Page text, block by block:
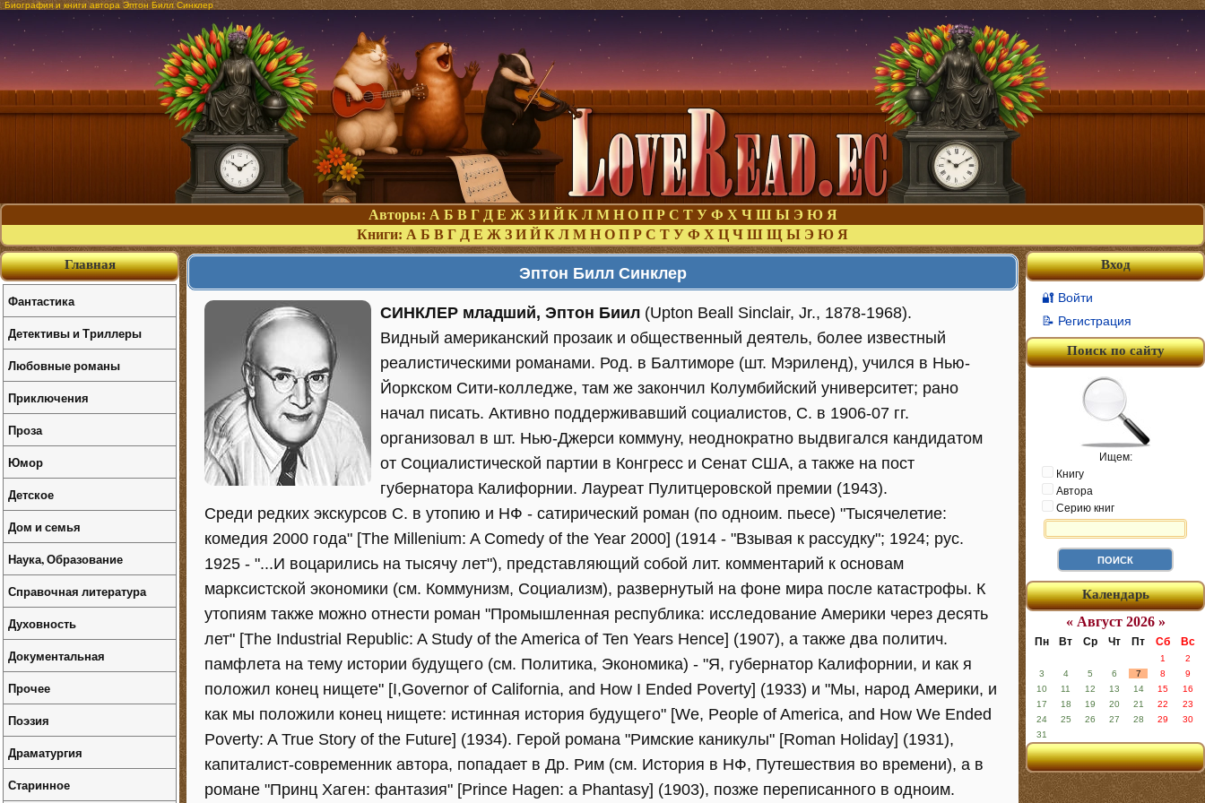
Биография и книги автора Эптон Билл Синклер
Авторы: А Б В Г Д Е Ж З И Й К Л М Н О П Р С Т У Ф Х Ч Ш Ы Э Ю Я
Книги: А Б В Г Д Е Ж З И Й К Л М Н О П Р С Т У Ф Х Ц Ч Ш Щ Ы Э Ю Я
Эптон Билл Синклер
СИНКЛЕР младший, Эптон Биил (Upton Beall Sinclair, Jr., 1878-1968).
Видный американский прозаик и общественный деятель, более известный
реалистическими романами. Род. в Балтиморе (шт. Мэриленд), учился в Нью-
Йоркском Сити-колледже, там же закончил Колумбийский университет; рано
начал писать. Активно поддерживавший социалистов, С. в 1906-07 гг.
организовал в шт. Нью-Джерси коммуну, неоднократно выдвигался кандидатом
от Социалистической партии в Конгресс и Сенат США, а также на пост
губернатора Калифорнии. Лауреат Пулитцеровской премии (1943).
Среди редких экскурсов С. в утопию и НФ - сатирический роман (по одноим. пьесе) "Тысячелетие:
комедия 2000 года" [The Millenium: A Comedy of the Year 2000] (1914 - "Взывая к рассудку"; 1924; рус.
1925 - "...И воцарились на тысячу лет"), представляющий собой лит. комментарий к основам
марксистской экономики (см. Коммунизм, Социализм), развернутый на фоне мира после катастрофы. К
утопиям также можно отнести роман "Промышленная республика: исследование Америки через десять
лет" [The Industrial Republic: A Study of the America of Ten Years Hence] (1907), а также два политич.
памфлета на тему истории будущего (см. Политика, Экономика) - "Я, губернатор Калифорнии, и как я
положил конец нищете" [I,Governor of California, and How I Ended Poverty] (1933) и "Мы, народ Америки, и
как мы положили конец нищете: истинная история будущего" [We, People of America, and How We Ended
Poverty: A True Story of the Future] (1934). Герой романа "Римские каникулы" [Roman Holiday] (1931),
капиталист-современник автора, попадает в Др. Рим (см. История в НФ, Путешествия во времени), а в
романе "Принц Хаген: фантазия" [Prince Hagen: a Phantasy] (1903), позже переписанного в одноим.
Вход
🔐 Войти
📝 Регистрация
Поиск по сайту
Ищем:
Книгу
Автора
Серию книг
Календарь
« Август 2026 »
Пн Вт Ср Чт Пт Сб Вс
1
2
3
4 5 6 7 8
9
10
11 12 13 14 15
16
17
18 19 20 21 22
23
24
25 26 27 28 29
30
31
Главная
Фантастика
Детективы и Триллеры
Любовные романы
Приключения
Проза
Юмор
Детское
Дом и семья
Наука, Образование
Справочная литература
Духовность
Документальная
Прочее
Поэзия
Драматургия
Старинное